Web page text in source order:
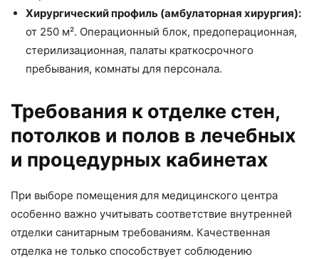
Хирургический профиль (амбулаторная хирургия):
от 250 м². Операционный блок, предоперационная,
стерилизационная, палаты краткосрочного
пребывания, комнаты для персонала.
Требования к отделке стен,
потолков и полов в лечебных
и процедурных кабинетах
При выборе помещения для медицинского центра
особенно важно учитывать соответствие внутренней
отделки санитарным требованиям. Качественная
отделка не только способствует соблюдению